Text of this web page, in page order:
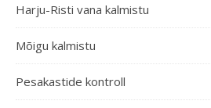
Harju-Risti vana kalmistu
Mõigu kalmistu
Pesakastide kontroll